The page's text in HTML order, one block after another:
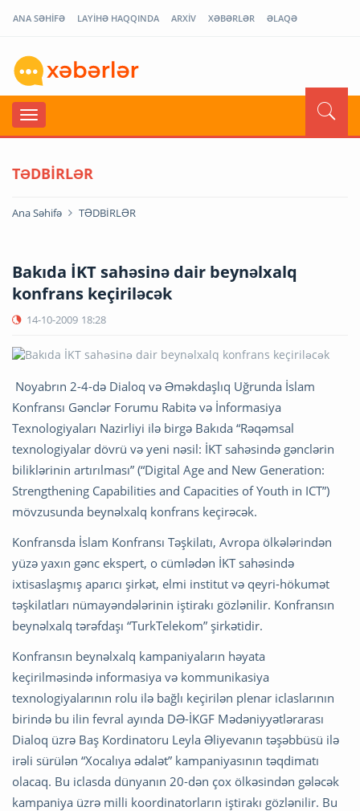
ANA SƏHİFƏ LAYİHƏ HAQQINDA ARXİV XƏBƏRLƏR ƏLAQƏ
TƏDBİRLƏR
Ana Səhifə TƏDBİRLƏR
Bakıda İKT sahəsinə dair beynəlxalq
konfrans keçiriləcək
14-10-2009 18:28
Noyabrın 2-4-də Dialoq və Əməkdaşlıq Uğrunda İslam
Konfransı Gənclər Forumu Rabitə və İnformasiya
Texnologiyaları Nazirliyi ilə birgə Bakıda “Rəqəmsal
texnologiyalar dövrü və yeni nəsil: İKT sahəsində gənclərin
biliklərinin artırılması” (“Digital Age and New Generation:
Strengthening Capabilities and Capacities of Youth in ICT”)
mövzusunda beynəlxalq konfrans keçirəcək.
Konfransda İslam Konfransı Təşkilatı, Avropa ölkələrindən
yüzə yaxın gənc ekspert, o cümlədən İKT sahəsində
ixtisaslaşmış aparıcı şirkət, elmi institut və qeyri-hökumət
təşkilatları nümayəndələrinin iştirakı gözlənilir. Konfransın
beynəlxalq tərəfdaşı “TurkTelekom” şirkətidir.
Konfransın beynəlxalq kampaniyaların həyata
keçirilməsində informasiya və kommunikasiya
texnologiyalarının rolu ilə bağlı keçirilən plenar iclaslarının
birində bu ilin fevral ayında DƏ-İKGF Mədəniyyətlərarası
Dialoq üzrə Baş Kordinatoru Leyla Əliyevanın təşəbbüsü ilə
irəli sürülən “Xocalıya ədalət” kampaniyasının təqdimatı
olacaq. Bu iclasda dünyanın 20-dən çox ölkəsindən gələcək
kampaniya üzrə milli koordinatorların iştirakı gözlənilir. Bu